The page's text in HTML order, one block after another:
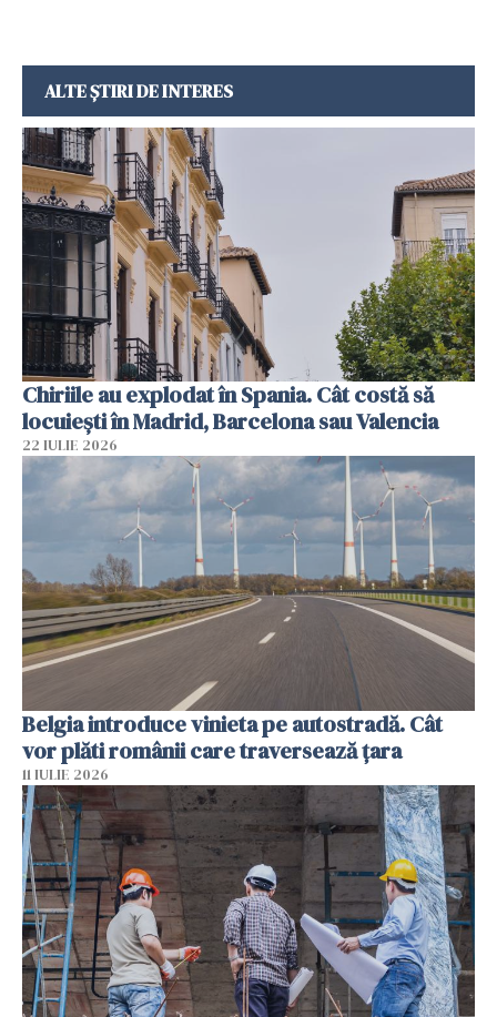
ALTE ȘTIRI DE INTERES
Chiriile au explodat în Spania. Cât costă să
locuiești în Madrid, Barcelona sau Valencia
22 IULIE 2026
Belgia introduce vinieta pe autostradă. Cât
vor plăti românii care traversează țara
11 IULIE 2026